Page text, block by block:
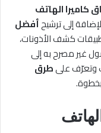
كاميرا الهاتف
إلى ترشيحأفضل
كشف الأذونات،
غير مصرح به إلى
وتعرّف علىطرق